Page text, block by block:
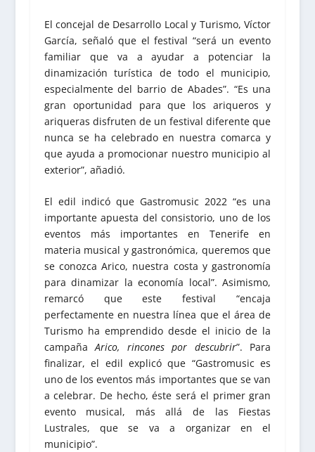
El concejal de Desarrollo Local y Turismo, Víctor
García, señaló que el festival “será un evento
familiar que va a ayudar a potenciar la
dinamización turística de todo el municipio,
especialmente del barrio de Abades”. “Es una
gran oportunidad para que los ariqueros y
ariqueras disfruten de un festival diferente que
nunca se ha celebrado en nuestra comarca y
que ayuda a promocionar nuestro municipio al
exterior”, añadió.
El edil indicó que Gastromusic 2022 “es una
importante apuesta del consistorio, uno de los
eventos más importantes en Tenerife en
materia musical y gastronómica, queremos que
se conozca Arico, nuestra costa y gastronomía
para dinamizar la economía local”. Asimismo,
remarcó que este festival “encaja
perfectamente en nuestra línea que el área de
Turismo ha emprendido desde el inicio de la
campaña Arico, rincones por descubrir”. Para
finalizar, el edil explicó que “Gastromusic es
uno de los eventos más importantes que se van
a celebrar. De hecho, éste será el primer gran
evento musical, más allá de las Fiestas
Lustrales, que se va a organizar en el
municipio”.